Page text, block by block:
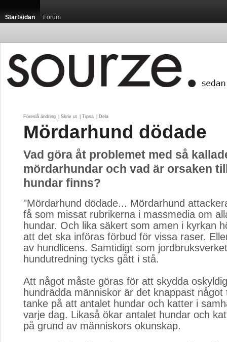
Startsidan Forum
Föreslå ändring Skriv ut Tipsa Dela
Mördarhund dödade
Vad göra åt problemet med så
mördarhundar och vad är orsaken
hundar finns?
"Mördarhund dödade... Mördarhund
få som missat rubrikerna i massmedia om
hundar. Och lika säkert som amen i kyrkan
att det ska införas förbud för vissa raser.
av hundlicens. Samtidigt som
hundutredning tycks gått i stå.
Att något måste göras för att skydda
hundrädda människor är det knappast
tanke på att antalet hundar och katter i
varje dag. Likaså ökar antalet hundar och
på grund av människors okunskap.